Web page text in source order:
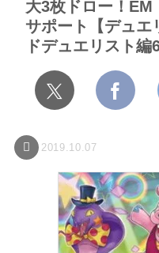
大3枚ドロー！
サポート【デュエ
ドデュエリスト編6
2019.10.07